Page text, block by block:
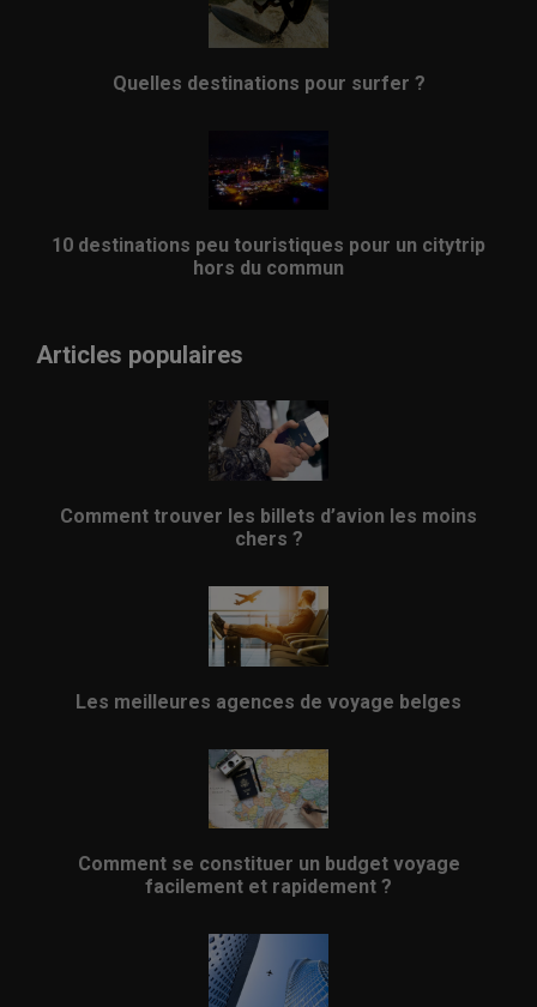
Quelles destinations pour surfer ?
10 destinations peu touristiques pour un citytrip
hors du commun
Articles populaires
Comment trouver les billets d’avion les moins
chers ?
Les meilleures agences de voyage belges
Comment se constituer un budget voyage
facilement et rapidement ?